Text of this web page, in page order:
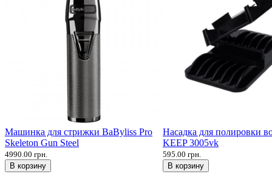
Машинка для стрижки BaByliss Pro
Skeleton Gun Steel
4990.00 грн.
В корзину
Насадка для полировки
KEEP 3005vk
595.00 грн.
В корзину